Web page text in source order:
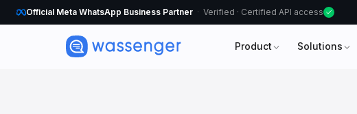
Official Meta WhatsApp Business Partner Verified · Certified API access
Product Solutions